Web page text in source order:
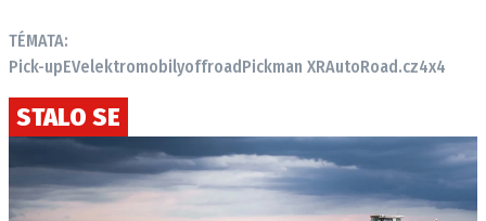
TÉMATA:
Pick-upEVelektromobilyoffroadPickman XRAutoRoad.cz4x4
STALO SE